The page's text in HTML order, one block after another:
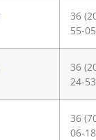
36
55-05
36
24-53
36
06-18